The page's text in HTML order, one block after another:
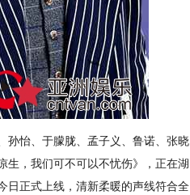
怡、于朦胧、孟子义、鲁诺、张晓
生，我们可不可以不忧伤》，正在湖
日正式上线，清新柔暖的声线符合全